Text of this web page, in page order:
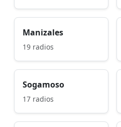
Manizales
19 radios
Sogamoso
17 radios